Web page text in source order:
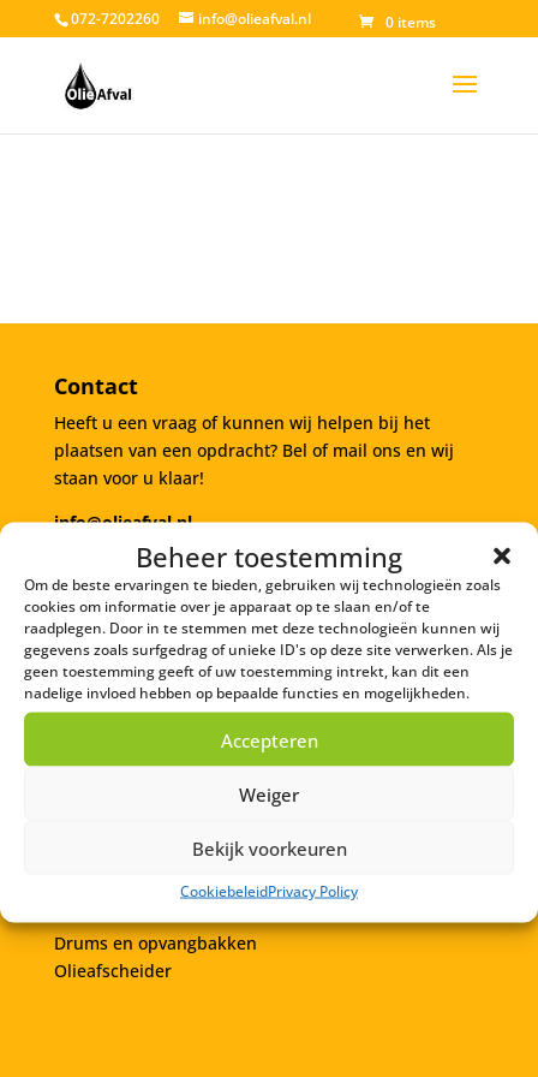
Beheer toestemming
Om de beste ervaringen te bieden, gebruiken wij technologieën zoals
cookies om informatie over je apparaat op te slaan en/of te
raadplegen. Door in te stemmen met deze technologieën kunnen wij
gegevens zoals surfgedrag of unieke ID's op deze site verwerken. Als je
geen toestemming geeft of uw toestemming intrekt, kan dit een
nadelige invloed hebben op bepaalde functies en mogelijkheden.
Accepteren
Weiger
Bekijk voorkeuren
CookiebeleidPrivacy Policy
072-7202260 info@olieafval.nl 0 items
Contact
Heeft u een vraag of kunnen wij helpen bij het
plaatsen van een opdracht? Bel of mail ons en wij
staan voor u klaar!
info@olieafval.nl
072-7202260
KVK:62896571
BTW:NL855003376B01
VIHB:523377VIHB
Oliehoudend afval
Boor- slijp- en walsolie
Drums en opvangbakken
Olieafscheider